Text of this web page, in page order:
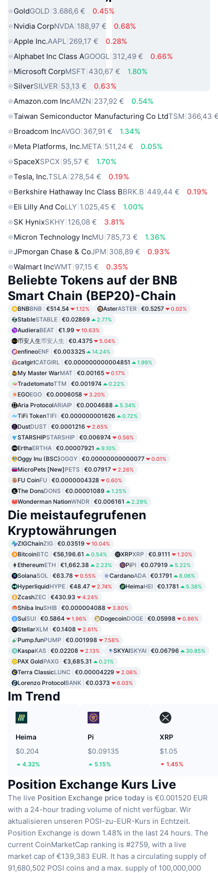
GoldGOLD 3.686,6 €
0.45%
Nvidia CorpNVDA 188,97 €
0.68%
Apple Inc.AAPL 269,17 €
0.28%
Alphabet Inc Class AGOOGL 312,49 €
0.66%
Microsoft CorpMSFT 430,67 €
1.80%
SilverSILVER 53,13 €
0.63%
Amazon.com IncAMZN 237,92 €
0.54%
Taiwan Semiconductor Manufacturing Co LtdTSM 366,43
Broadcom IncAVGO 367,91 €
1.34%
Meta Platforms, Inc.META 511,24 €
0.05%
SpaceXSPCX 95,57 €
1.70%
Tesla, Inc.TSLA 278,54 €
0.19%
Berkshire Hathaway Inc Class BBRK.B 449,44 €
0.19%
Eli Lilly And CoLLY 1.025,45 €
1.00%
SK HynixSKHY 126,08 €
3.81%
Micron Technology IncMU 785,73 €
1.36%
JPmorgan Chase & CoJPM 308,89 €
0.93%
Walmart IncWMT 97,15 € 0.35%
Beliebte Tokens auf der BNB
Smart Chain (BEP20)-Chain
BNBBNB €514.54 1.12% AsterASTER €0.5257 0.02%
StableSTABLE €0.02869 2.77%
AudieraBEAT €1.99 10.63%
币安人生币安人生 €0.4375 5.04%
enfineoENF €0.003325 14.24%
catgirlCATGIRL €0.000000000004851 1.99%
My Master WarMAT €0.00165 0.17%
TradetomatoTTM €0.001974 0.22%
EGOEGO €0.0006058 3.20%
Aria ProtocolARIAIP €0.0004688 5.34%
TiFi TokenTIFI €0.000000001626 0.72%
DustDUST €0.0001216 2.65%
STARSHIPSTARSHIP €0.006974 0.56%
ErthaERTHA €0.00007921 9.10%
Oggy Inu (BSC)OGGY €0.00000000000077 0.01%
MicroPets [New]PETS €0.07917 2.26%
FU CoinFU €0.0000004328 0.60%
The DonsDONS €0.00001089 1.25%
Wonderman NationWNDR €0.006161 2.29%
Die meistaufegrufenen
Kryptowährungen
ZIGChainZIG €0.03519 10.04%
BitcoinBTC €56,196.61 0.54% XRPXRP €0.9111 1.20%
EthereumETH €1,662.38 2.23% PiPI €0.07919 5.22%
SolanaSOL €63.78 0.55% CardanoADA €0.1791 8.06%
HyperliquidHYPE €48.47 2.74% HeimaHEI €0.1781 5.38%
ZcashZEC €430.93 4.24%
Shiba InuSHIB €0.000004088 3.80%
SuiSUI €0.5864 1.96% DogecoinDOGE €0.05998 0.86%
StellarXLM €0.1408 2.61%
Pump.funPUMP €0.001998 7.58%
KaspaKAS €0.02208 2.13% SKYAISKYAI €0.06796 30.85%
PAX GoldPAXG €3,685.31 0.21%
Terra ClassicLUNC €0.00004229 2.06%
Lorenzo ProtocolBANK €0.0373 6.03%
Im Trend
Heima
$0.204
4.32%
Pi
$0.09135
5.15%
XRP
$1.05
1.45%
Position Exchange Kurs Live
The live Position Exchange price today is €0.001520 EUR
with a 24-hour trading volume of nicht verfügbar. Wir
aktualisieren unseren POSI-zu-EUR-Kurs in Echtzeit.
Position Exchange is down 1.48% in the last 24 hours. The
current CoinMarketCap ranking is #2759, with a live
market cap of €139,383 EUR. It has a circulating supply of
91,680,502 POSI coins and a max. supply of 100,000,000